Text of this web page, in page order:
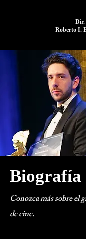
Dir.
Roberto I.
Biografía
Conozca más sobre el
de cine.